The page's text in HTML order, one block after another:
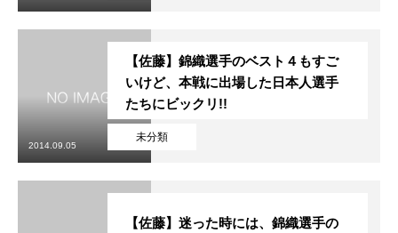
未分類
【佐藤】錦織選手のベスト４もすご
いけど、本戦に出場した日本人選手
たちにビックリ!!
2014.09.05
【佐藤】迷った時には、錦織選手の